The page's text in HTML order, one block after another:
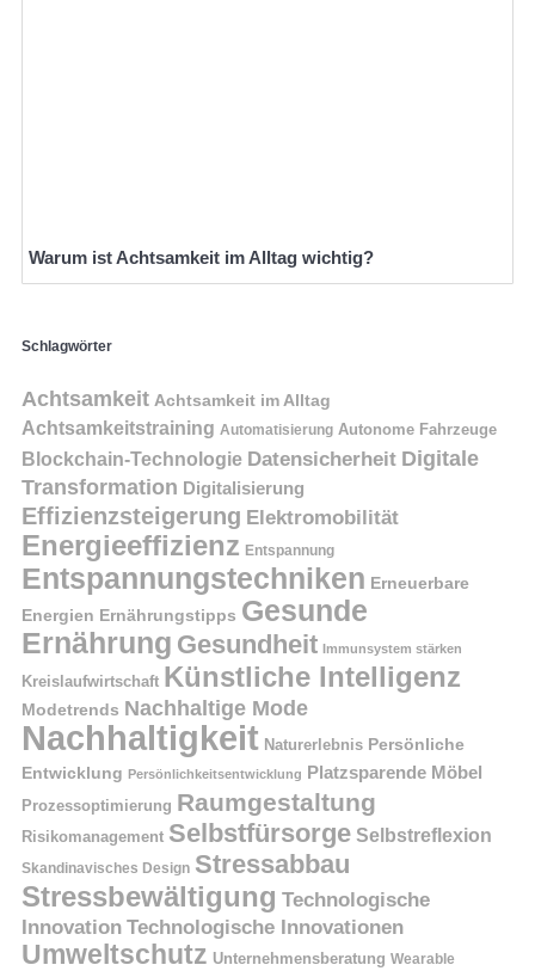
Warum ist Achtsamkeit im Alltag wichtig?
Schlagwörter
Achtsamkeit Achtsamkeit im Alltag
Achtsamkeitstraining Automatisierung Autonome Fahrzeuge
Blockchain-Technologie Datensicherheit Digitale
Transformation Digitalisierung
Effizienzsteigerung Elektromobilität
Energieeffizienz Entspannung
Entspannungstechniken Erneuerbare
Energien Ernährungstipps Gesunde
Ernährung Gesundheit Immunsystem stärken
Kreislaufwirtschaft Künstliche Intelligenz
Modetrends Nachhaltige Mode
Nachhaltigkeit Naturerlebnis Persönliche
Entwicklung Persönlichkeitsentwicklung Platzsparende Möbel
Prozessoptimierung Raumgestaltung
Risikomanagement Selbstfürsorge Selbstreflexion
Skandinavisches Design Stressabbau
Stressbewältigung Technologische
Innovation Technologische Innovationen
Umweltschutz Unternehmensberatung Wearable